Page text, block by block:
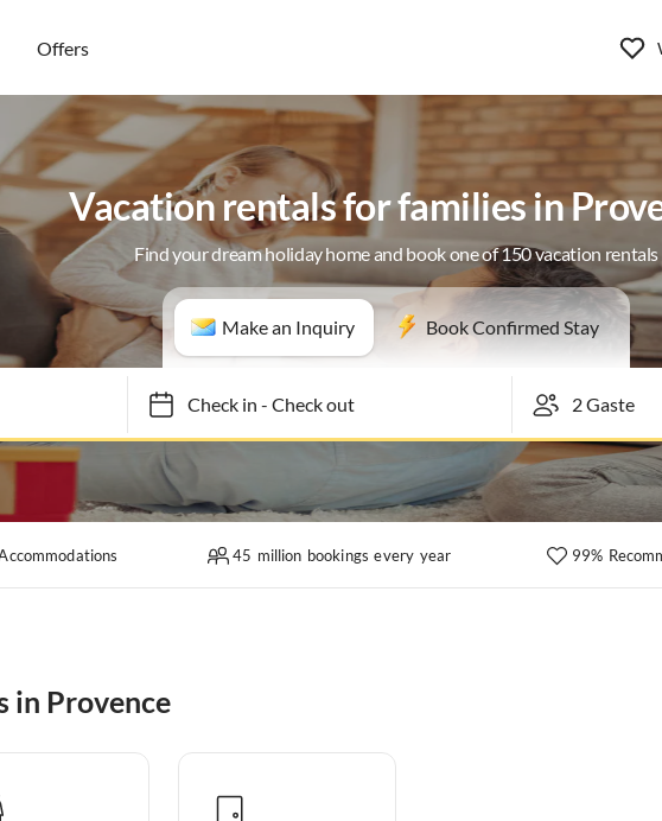
Offers
Vacation rentals for families in
Find your dream holiday home and book one of 150 vacation rentals
Make an Inquiry Book Confirmed Stay
Check in- Check out
45 million bookings every year 99%
in Provence